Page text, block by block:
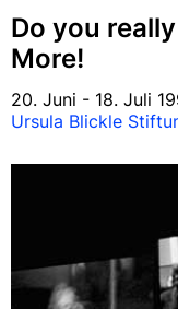
Do you
More!
20. Juni - 18. Juli
Ursula Blickle